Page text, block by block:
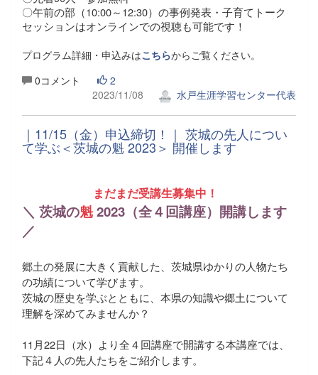
〇午前の部（10:00～12:30）の事例発表・子育てトーク
セッションはオンラインでの視聴も可能です！
プログラム詳細・申込みはこちらからご覧ください。
0コメント
2
2023/11/08
水戸生涯学習センター代表
｜11/15（金）申込締切！｜ 茨城の先人につい
て学ぶ＜茨城の魁 2023＞ 開催します
まだまだ受講生募集中！
＼ 茨城の魁2023（全４回講座）開講します
／
郷土の発展に大きく貢献した、茨城県ゆかりの人物たち
の功績について学びます。
茨城の歴史を学ぶとともに、本県の知識や郷土について
理解を深めてみませんか？
11月22日（水）より全４回講座で開講する本講座では、
下記４人の先人たちをご紹介します。